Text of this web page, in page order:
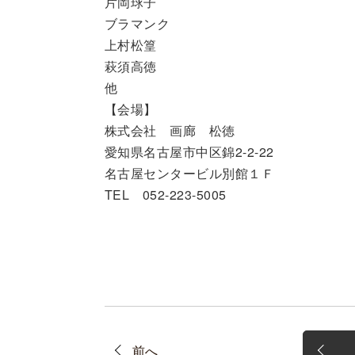
ブラマンク
上村松篁
萩須高徳
他
【会場】
株式会社 画廊 松徳
愛知県名古屋市中区錦2-2-22
名古屋センタービル別館１Ｆ
TEL 052-223-5005
前へ